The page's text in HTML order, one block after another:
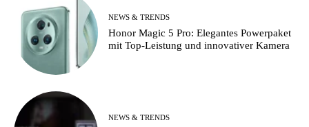
NEWS & TRENDS
Honor Magic 5 Pro: Elegantes Powerpaket
mit Top-Leistung und innovativer Kamera
NEWS & TRENDS